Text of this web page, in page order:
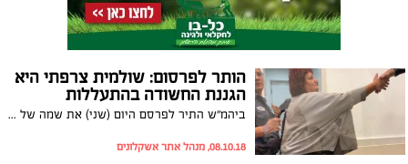
הותר לפרסום: שולמית צרפתי היא
הגננת החשודה בהתעללות
ביהמ"ש התיר לפרסם היום (שני) את שמה של הגננת שנעצרה בתחילת השבוע בחשד כי התעללה בילדי הגן בניהולה "גן הכפר" באשקלון. שולמית צרפתי שוחררה לביתה בתנאים מגבילים לפיהם לא תוכל לנהל גן ולא לעבוד עם ילדים במשך 180 ימים
08.10.18, מנהל אתר אשקלונים